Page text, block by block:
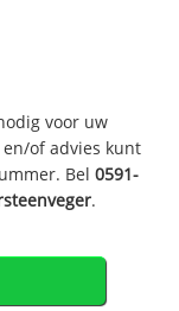
voor uw
of advies kunt
Bel0591-
.